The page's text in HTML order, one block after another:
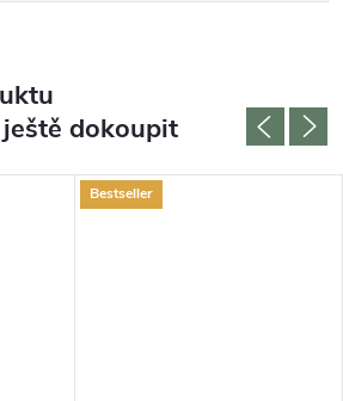
dokoupit
Bestseller